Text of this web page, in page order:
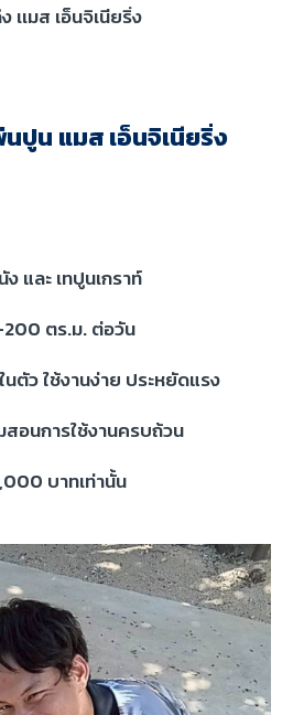
เมส เอ็นจิเนียริ่ง
น แมส เอ็นจิเนียริ่ง
และ เทปูนเกราท์
ตร.ม. ต่อวัน
ตัว ใช้งานง่าย ประหยัดแรง
อนการใช้งานครบถ้วน
บาทเท่านั้น